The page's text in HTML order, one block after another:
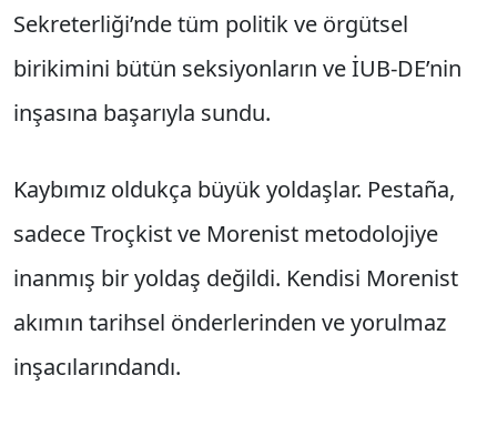
Sekreterliği’nde tüm politik ve örgütsel
birikimini bütün seksiyonların ve İUB-DE’nin
inşasına başarıyla sundu.
Kaybımız oldukça büyük yoldaşlar. Pestaña,
sadece Troçkist ve Morenist metodolojiye
inanmış bir yoldaş değildi. Kendisi Morenist
akımın tarihsel önderlerinden ve yorulmaz
inşacılarındandı.